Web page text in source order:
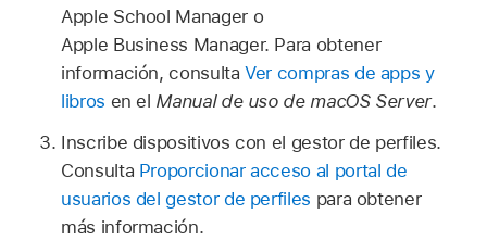
Apple School Manager o
Apple Business Manager. Para obtener
información, consultaVer compras de apps y
libros en el Manual de uso de macOS Server.
Inscribe dispositivos con el gestor de perfiles.
Consulta Proporcionar acceso al portal de
usuarios del gestor de perfiles para obtener
más información.